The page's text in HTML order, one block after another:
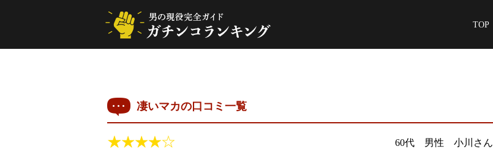
TOP
凄いマカの口コミ一覧
60代 男性 小川さん